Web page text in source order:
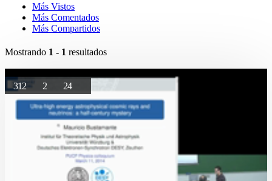
Más Vistos
Más Comentados
Más Compartidos
Mostrando 1 - 1 resultados
3122 24